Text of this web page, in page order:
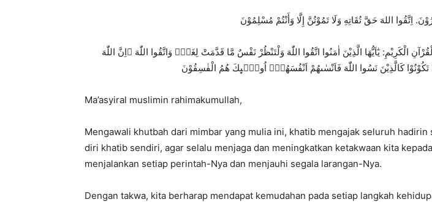
اِتَّقُوا اللهَ حَقَّ تُقَاتِهِ وَلَا تَمُوْتُنَّ إِلَّا وَأَنْتُمْ مُسْلِمُوْنَ
الْكَرِيْمِ: يٰٓاَيُّهَا الَّذِيْنَ اٰمَنُوا اتَّقُوا اللّٰهَ وَلْتَنْظُرْ نَفْسٌ مَّا قَدَّمَتْ لِغَدٍۚ وَاتَّقُوا اللّٰهَ ۗاِنَّ اللّٰهَ
تَكُوْنُوْا كَالَّذِيْنَ نَسُوا اللّٰهَ فَاَنْسٰىهُمْ اَنْفُسَهُمْۗ اُولٰۤىِٕكَ هُمُ الْفٰسِقُوْنَ
Ma’asyiral muslimin rahimakumullah,
Mengawali khutbah dari mimbar yang mulia ini, khatib mengajak seluruh hadirin
diri khatib sendiri, agar selalu menjaga dan meningkatkan ketakwaan kita
menjalankan setiap perintah-Nya dan menjauhi segala larangan-Nya.
Dengan takwa, kita berharap mendapat kemudahan pada setiap langkah